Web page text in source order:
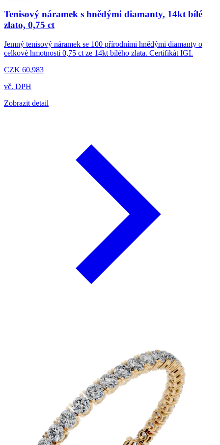
Tenisový náramek s hnědými diamanty, 14kt bílé
zlato, 0,75 ct
Jemný tenisový náramek se 100 přírodními hnědými diamanty o
celkové hmotnosti 0,75 ct ze 14kt bílého zlata. Certifikát IGI.
CZK 60,983
vč. DPH
Zobrazit detail